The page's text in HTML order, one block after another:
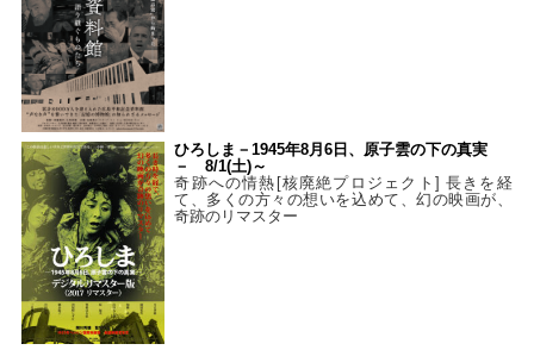
ひろしま－1945年8月6日、原子雲の下の真実
－ 8/1(土)～
奇跡への情熱[核廃絶プロジェクト] 長きを経
て、多くの方々の想いを込めて、幻の映画が、
奇跡のリマスター